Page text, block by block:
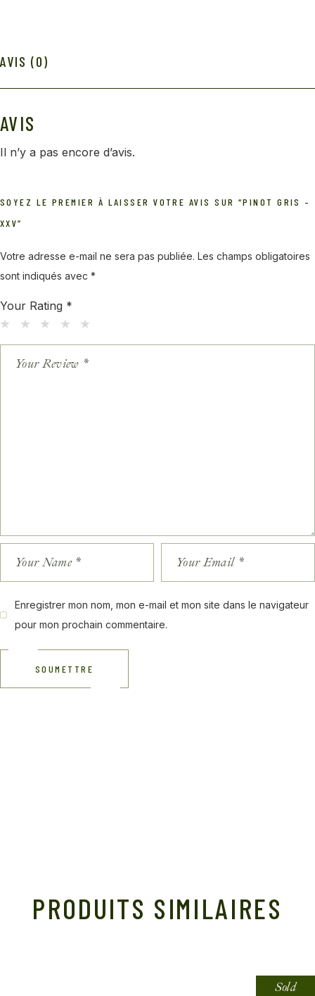
AVIS (0)
AVIS
Il n’y a pas encore d’avis.
SOYEZ LE PREMIER À LAISSER VOTRE AVIS SUR “PINOT GRIS –
XXV”
Votre adresse e-mail ne sera pas publiée. Les champs obligatoires
sont indiqués avec *
Your Rating *
Enregistrer mon nom, mon e-mail et mon site dans le navigateur
pour mon prochain commentaire.
SOUMETTRE
PRODUITS SIMILAIRES
Sold